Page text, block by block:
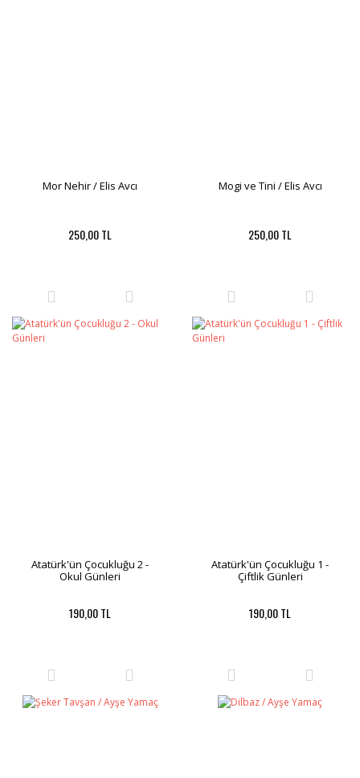
Mor Nehir / Elis Avcı
250,00 TL
Mogi ve Tini / Elis Avcı
250,00 TL
Atatürk'ün Çocukluğu 2 -
Okul Günleri
190,00 TL
Atatürk'ün Çocukluğu 1 -
Çiftlik Günleri
190,00 TL